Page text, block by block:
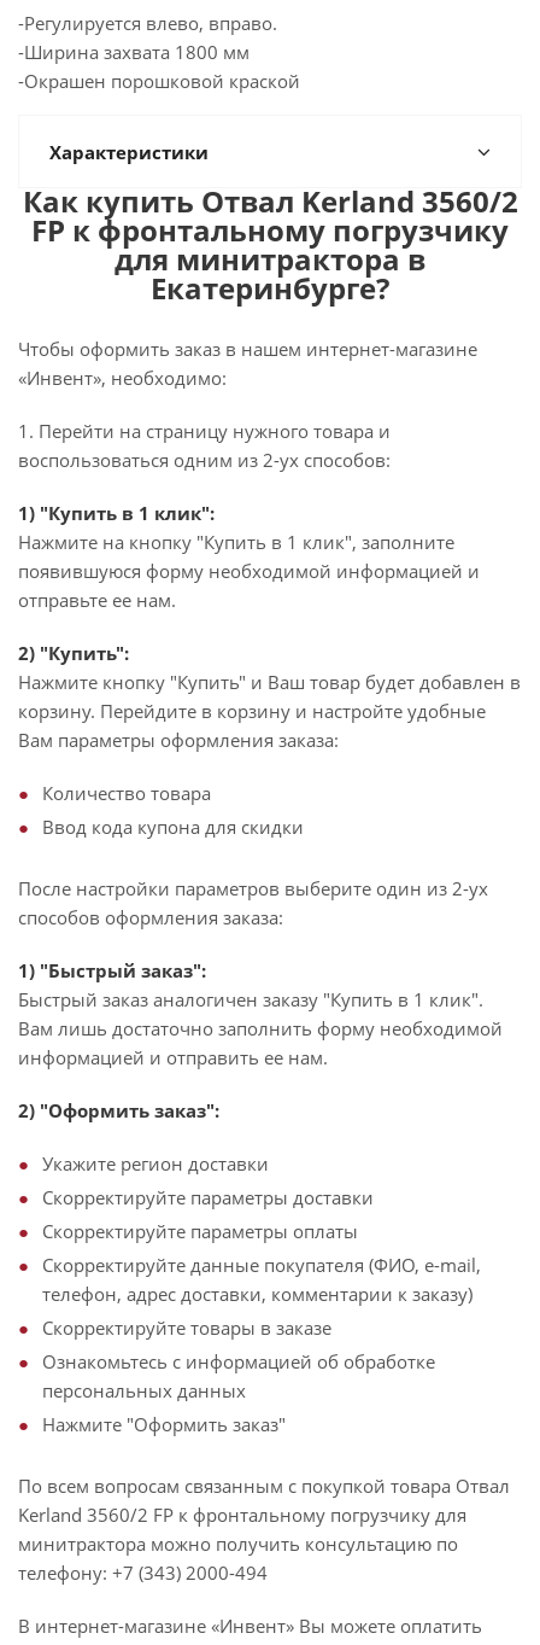
-Регулируется влево, вправо.
-Ширина захвата 1800 мм
-Окрашен порошковой краской
Характеристики
Как купить Отвал Kerland 3560/2
FP к фронтальному погрузчику
для минитрактора в
Екатеринбурге?
Чтобы оформить заказ в нашем интернет-магазине
«Инвент», необходимо:
1. Перейти на страницу нужного товара и
воспользоваться одним из 2-ух способов:
1) "Купить в 1 клик":
Нажмите на кнопку "Купить в 1 клик", заполните
появившуюся форму необходимой информацией и
отправьте ее нам.
2) "Купить":
Нажмите кнопку "Купить" и Ваш товар будет добавлен в
корзину. Перейдите в корзину и настройте удобные
Вам параметры оформления заказа:
Количество товара
Ввод кода купона для скидки
После настройки параметров выберите один из 2-ух
способов оформления заказа:
1) "Быстрый заказ":
Быстрый заказ аналогичен заказу "Купить в 1 клик".
Вам лишь достаточно заполнить форму необходимой
информацией и отправить ее нам.
2) "Оформить заказ":
Укажите регион доставки
Скорректируйте параметры доставки
Скорректируйте параметры оплаты
Скорректируйте данные покупателя (ФИО, e-mail,
телефон, адрес доставки, комментарии к заказу)
Скорректируйте товары в заказе
Ознакомьтесь с информацией об обработке
персональных данных
Нажмите "Оформить заказ"
По всем вопросам связанным с покупкой товара Отвал
Kerland 3560/2 FP к фронтальному погрузчику для
минитрактора можно получить консультацию по
телефону: +7 (343) 2000-494
В интернет-магазине «Инвент» Вы можете оплатить